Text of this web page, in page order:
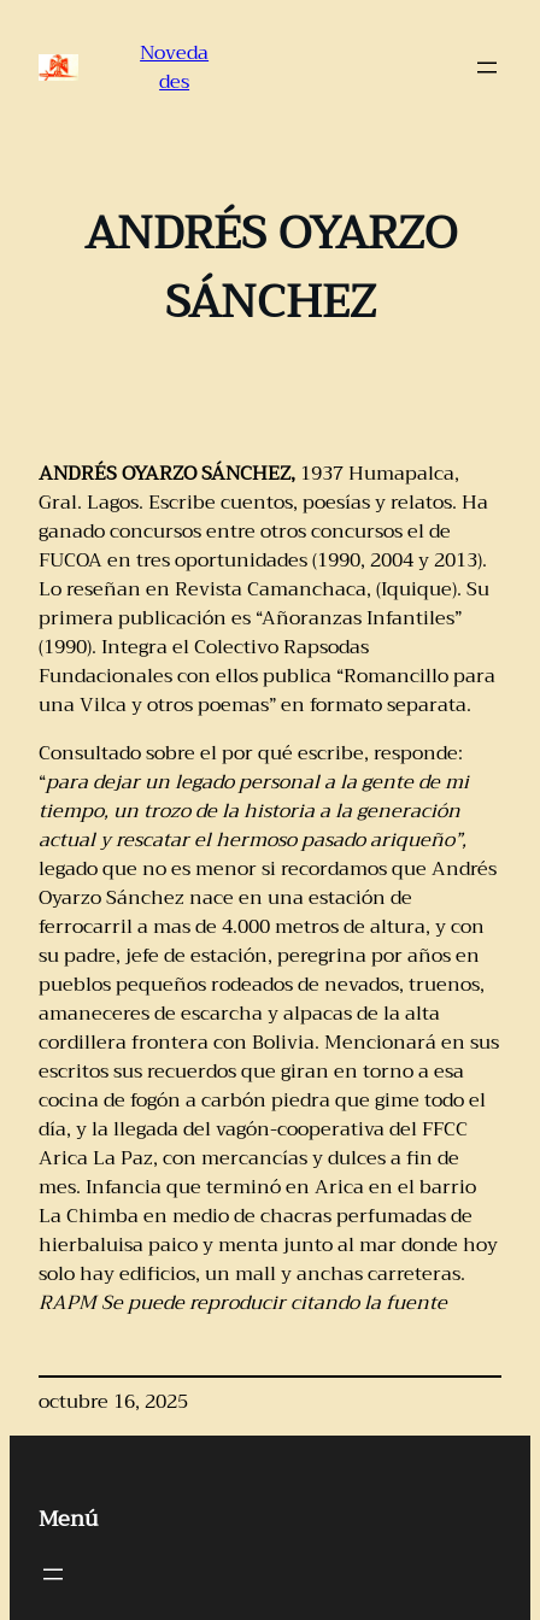
contenido
Noveda
des
ANDRÉS OYARZO
SÁNCHEZ
ANDRÉS OYARZO SÁNCHEZ, 1937 Humapalca,
Gral. Lagos. Escribe cuentos, poesías y relatos. Ha
ganado concursos entre otros concursos el de
FUCOA en tres oportunidades (1990, 2004 y 2013).
Lo reseñan en Revista Camanchaca, (Iquique). Su
primera publicación es “Añoranzas Infantiles”
(1990). Integra el Colectivo Rapsodas
Fundacionales con ellos publica “Romancillo para
una Vilca y otros poemas” en formato separata.
Consultado sobre el por qué escribe, responde:
“para dejar un legado personal a la gente de mi
tiempo, un trozo de la historia a la generación
actual y rescatar el hermoso pasado ariqueño”,
legado que no es menor si recordamos que Andrés
Oyarzo Sánchez nace en una estación de
ferrocarril a mas de 4.000 metros de altura, y con
su padre, jefe de estación, peregrina por años en
pueblos pequeños rodeados de nevados, truenos,
amaneceres de escarcha y alpacas de la alta
cordillera frontera con Bolivia. Mencionará en sus
escritos sus recuerdos que giran en torno a esa
cocina de fogón a carbón piedra que gime todo el
día, y la llegada del vagón-cooperativa del FFCC
Arica La Paz, con mercancías y dulces a fin de
mes. Infancia que terminó en Arica en el barrio
La Chimba en medio de chacras perfumadas de
hierbaluisa paico y menta junto al mar donde hoy
solo hay edificios, un mall y anchas carreteras.
RAPM Se puede reproducir citando la fuente
octubre 16, 2025
Menú